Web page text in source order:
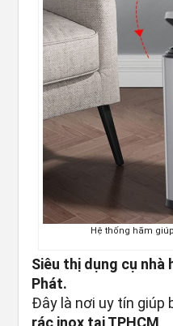
Hệ thống hãm
Siêu thị dụng cụ nhà
Phát.
Đây là nơi uy tín giúp
rác inox tại TPHCM